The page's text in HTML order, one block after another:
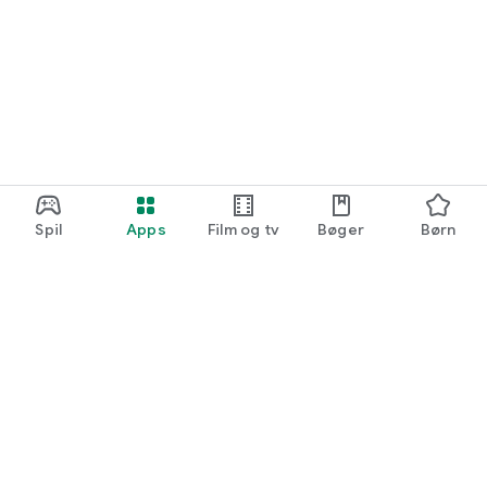
Spil Apps Film og tv Bøger Børn